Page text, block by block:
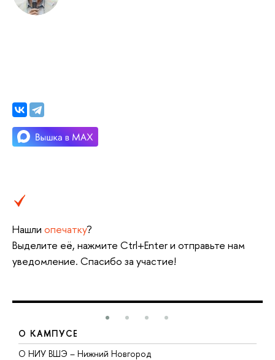
Нашли опечатку?
Выделите её, нажмите Ctrl+Enter и отправьте нам
уведомление. Спасибо за участие!
О КАМПУСЕ
О НИУ ВШЭ – Нижний Новгород